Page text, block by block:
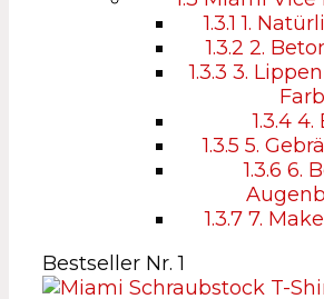
1.3.1 1.
1.3.2 2.
1.3.3 3.
1.3.4 4.
1.3.5 5.
1.3.6 6.
1.3.7 7.
Bestseller Nr. 1